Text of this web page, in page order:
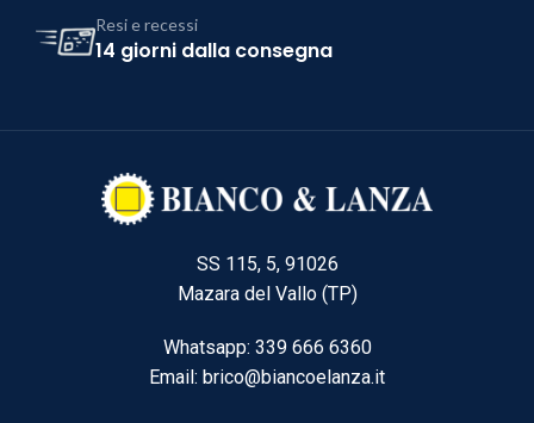
Resi e recessi
14 giorni dalla consegna
SS 115, 5, 91026
Mazara del Vallo (TP)
Whatsapp: 339 666 6360
Email: brico@biancoelanza.it